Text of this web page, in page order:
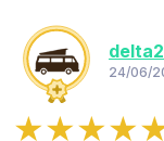
24/06/